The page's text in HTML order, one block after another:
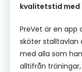
kvalitetstid med
PreVet är en app
sköter stalltavlan
med alla som
alltifrån